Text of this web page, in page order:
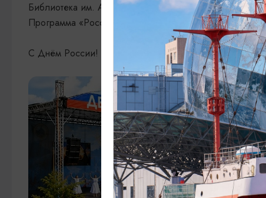
Библиотека им. А.П. Чехова
Программа «Россия в сердце, песня в душе»
С Днём России! Вместе сохраняем традиции,